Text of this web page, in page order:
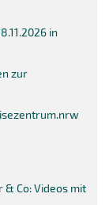
in
zur
Co: Videos mit